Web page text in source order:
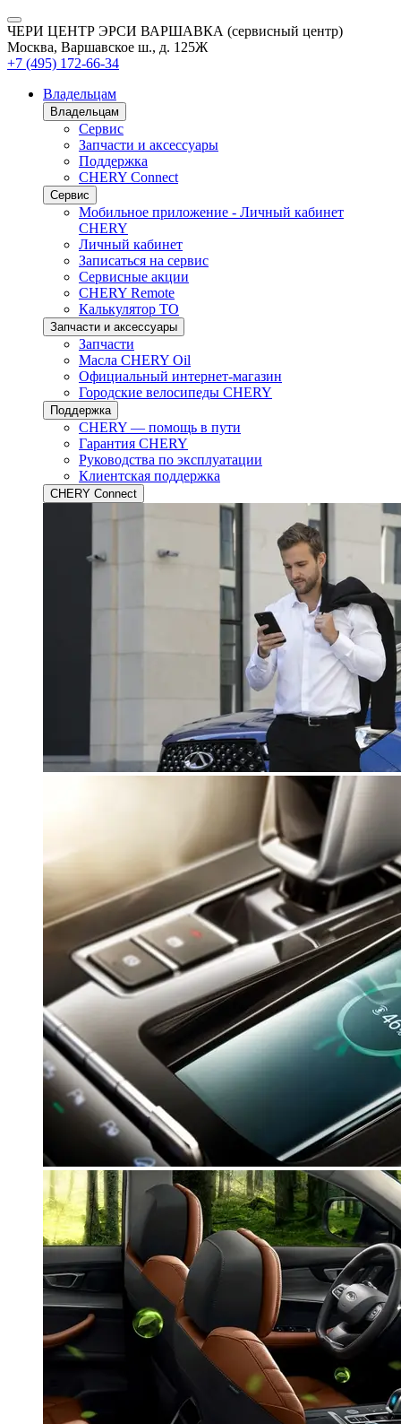
ЧЕРИ ЦЕНТР ЭРСИ ВАРШАВКА (сервисный центр)
Москва, Варшавское ш., д. 125Ж
+7 (495) 172-66-34
Владельцам
Владельцам
Сервис
Запчасти и аксессуары
Поддержка
CHERY Connect
Сервис
Мобильное приложение - Личный кабинет
CHERY
Личный кабинет
Записаться на сервис
Сервисные акции
CHERY Remote
Калькулятор ТО
Запчасти и аксессуары
Запчасти
Масла CHERY Oil
Официальный интернет-магазин
Городские велосипеды CHERY
Поддержка
CHERY — помощь в пути
Гарантия CHERY
Руководства по эксплуатации
Клиентская поддержка
CHERY Connect